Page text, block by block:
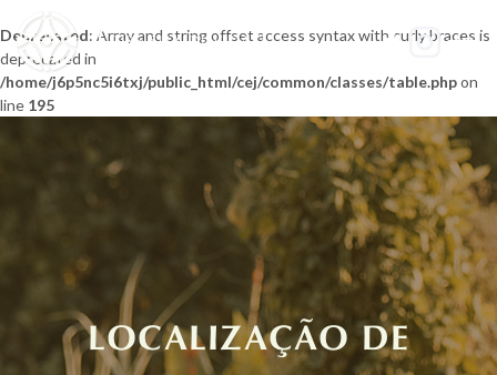
Deprecated: Array and string offset access syntax with curly braces is
deprecated in
/home/j6p5nc5i6txj/public_html/cej/common/classes/table.phpon
line 195
TIRE SUA DÚVIDA
LOCALIZAÇÃO DE